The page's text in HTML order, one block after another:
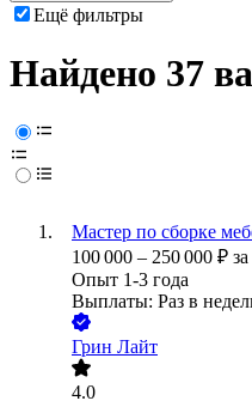
Ещё фильтры
Найдено 37
Мастер по сборке
100 000 – 250 000 ₽
Опыт 1-3 года
Выплаты: Раз в
Грин Лайт
4.0